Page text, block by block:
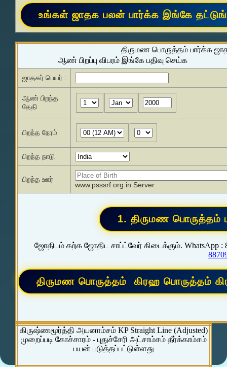
திருமண பொருத்தம் பார்க்க
ஆண் பிறப்பு விபரம் இங்கே பதிவு செய்க
ஜாதகர் பெயர் :
ஆண் பிறந்த
தேதி
பிறந்த நேரம்
பிறந்த நாடு
பிறந்த ஊர்
www.psssrf.org.in Server
ஜோதிடம் கற்க ஜோதிட சாப்ட்வேர் கிடைக்கும். WhatsApp :
கிருஷ்ணமூர்த்தி அயனாம்சம் KP Straight Line (Adjusted)
முறைப்படி கோச்சாரம் - புதுச்சேரி அட்சாம்சம் தீர்க்காம்சம்
பயன் படுத்தப்பட்டுள்ளது